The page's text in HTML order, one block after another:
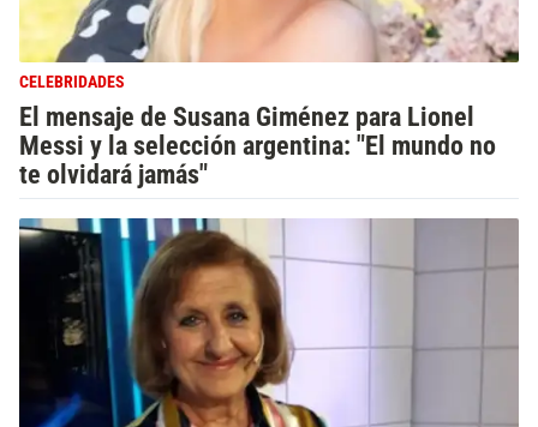
CELEBRIDADES
El mensaje de Susana Giménez para Lionel
Messi y la selección argentina: "El mundo no
te olvidará jamás"